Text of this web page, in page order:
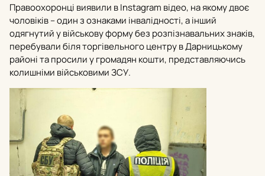
Правоохоронці виявили в Instagram відео, на якому двоє
чоловіків – один з ознаками інвалідності, а інший
одягнутий у військову форму без розпізнавальних знаків,
перебували біля торгівельного центру в Дарницькому
районі та просили у громадян кошти, представляючись
колишніми військовими ЗСУ.